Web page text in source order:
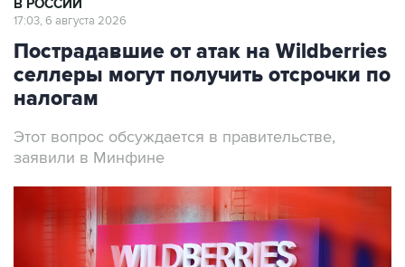
Пострадавшие от атак на Wildberries
селлеры могут получить отсрочки по
налогам
Этот вопрос обсуждается в правительстве,